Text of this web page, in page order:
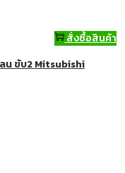
สั่งซื้อสินค้า
น ขับ2 Mitsubishi